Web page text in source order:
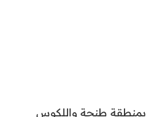
طنجة واللكوس